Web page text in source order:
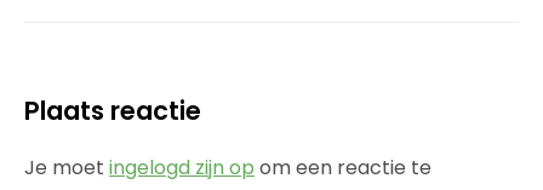
Plaats reactie
Je moet ingelogd zijn op om een reactie te